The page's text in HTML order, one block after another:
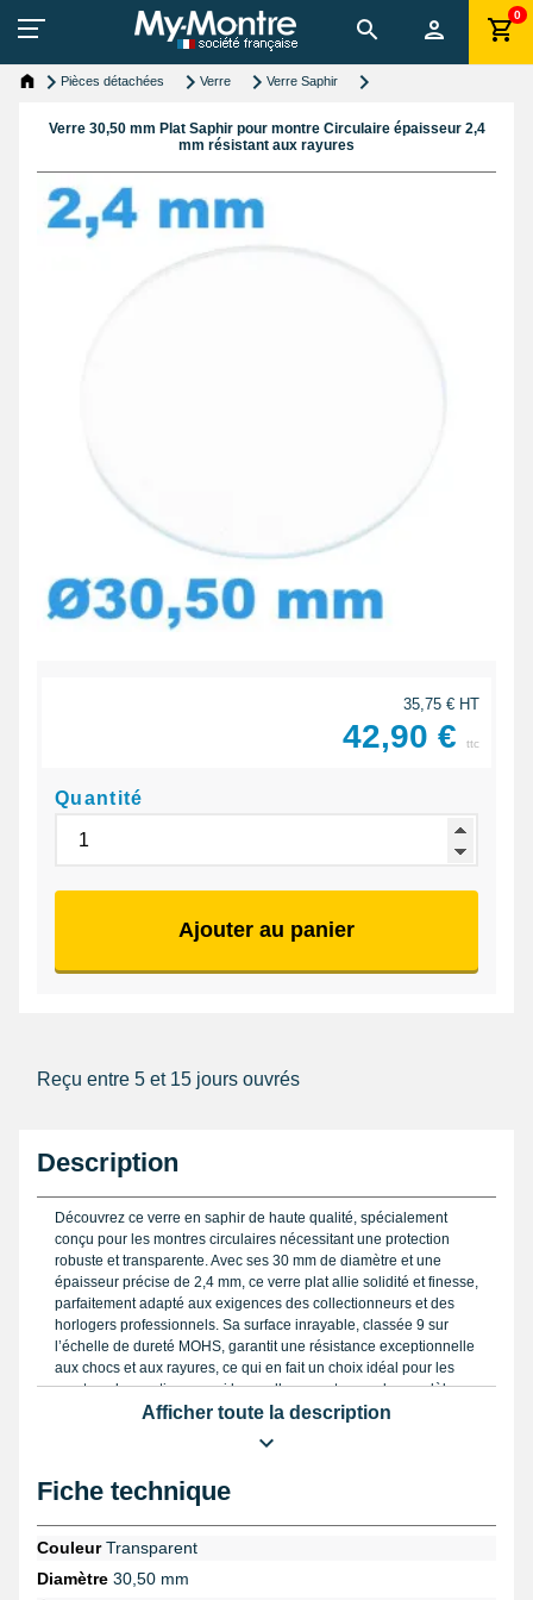
0
Pièces détachées Verre Verre Saphir
Verre 30,50 mm Plat Saphir pour montre Circulaire épaisseur 2,4
mm résistant aux rayures
35,75 € HT
42,90 € ttc
Quantité
Ajouter au panier
Reçu entre 5 et 15 jours ouvrés
Description
Découvrez ce verre en saphir de haute qualité, spécialement
conçu pour les montres circulaires nécessitant une protection
robuste et transparente. Avec ses 30 mm de diamètre et une
épaisseur précise de 2,4 mm, ce verre plat allie solidité et finesse,
parfaitement adapté aux exigences des collectionneurs et des
horlogers professionnels. Sa surface inrayable, classée 9 sur
l’échelle de dureté MOHS, garantit une résistance exceptionnelle
aux chocs et aux rayures, ce qui en fait un choix idéal pour les
montres de prestige, parmi lesquelles on retrouve des modèles
signés Maurice Lacroix, Patek Philippe ou encore Ulysse Nardin.
Pour mesurer avec une justesse optimale le diamètre de votre
avec pince x2.5ou d’un loupe horloger monoculaire simple
minutieuse de l’état du cadran et du boîtier avant la pose.
Afficher toute la description
Fiche technique
CouleurTransparent
Diamètre 30,50 mm